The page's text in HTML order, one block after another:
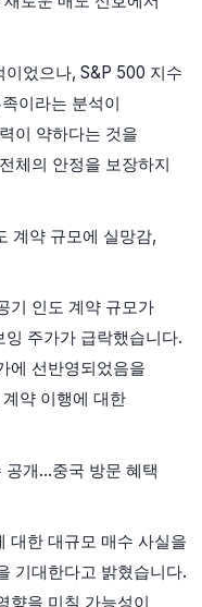
었으나, S&P 500 지수
이라는 분석이
이 약하다는 것을
체의 안정을 보장하지
계약 규모에 실망감,
기 인도 계약 규모가
주가가 급락했습니다.
에 선반영되었음을
약 이행에 대한
공개…중국 방문 혜택
대한 대규모 매수 사실을
기대한다고 밝혔습니다.
향을 미칠 가능성이